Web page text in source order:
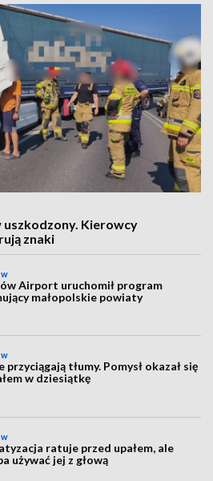
uszkodzony. Kierowcy
znaki
Airport uruchomił program
małopolskie powiaty
przyciągają tłumy. Pomysł okazał się
w dziesiątkę
ratuje przed upałem, ale
używać jej z głową